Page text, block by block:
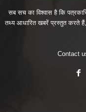
सब सच का विश्वास है कि
तथ्य आधारित खबरें प्रस्तुत करते हैं,
Contact